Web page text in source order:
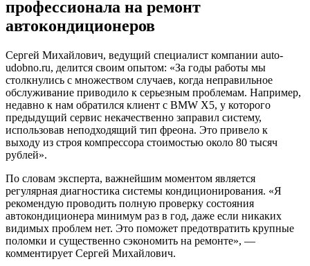
профессионала на ремонт
автокондиционеров
Сергей Михайлович, ведущий специалист компании auto-
udobno.ru, делится своим опытом: «За годы работы мы
столкнулись с множеством случаев, когда неправильное
обслуживание приводило к серьезным проблемам. Например,
недавно к нам обратился клиент с BMW X5, у которого
предыдущий сервис некачественно заправил систему,
использовав неподходящий тип фреона. Это привело к
выходу из строя компрессора стоимостью около 80 тысяч
рублей».
По словам эксперта, важнейшим моментом является
регулярная диагностика системы кондиционирования. «Я
рекомендую проводить полную проверку состояния
автокондиционера минимум раз в год, даже если никаких
видимых проблем нет. Это поможет предотвратить крупные
поломки и существенно сэкономить на ремонте», —
комментирует Сергей Михайлович.